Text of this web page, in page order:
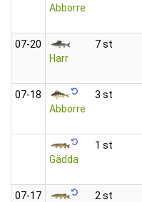
Abborre
07‑20
Harr
7 st
07‑18
Abborre
3 st
Gädda
1 st
07‑17
2 st